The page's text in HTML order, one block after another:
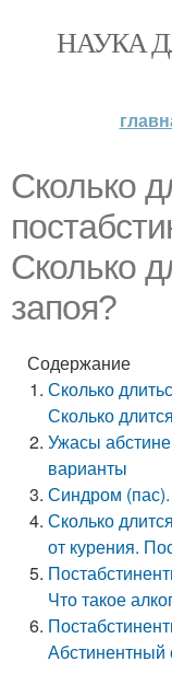
НАУКА
Сколько
Сколько
запоя?
Содержание
Сколько
Сколько
Ужасы
варианты
Синдром
Сколько
от курения.
Что такое